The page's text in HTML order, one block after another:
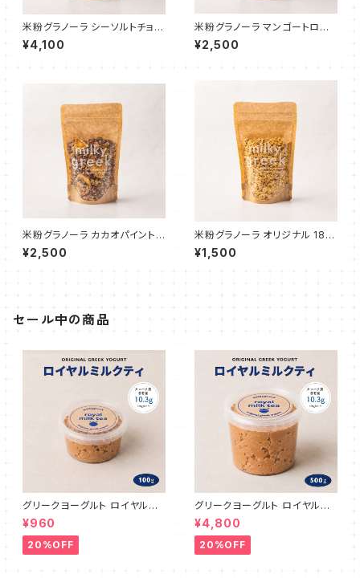
米粉グラノーラ シーソルトチョコ
レート 180g
¥4,100
米粉グラノーラ マンゴートロピ
カル 180g
¥2,500
米粉グラノーラ カカオパイント
ロピカル 180g
¥2,500
米粉グラノーラ オリジナル 180
g
¥1,500
セール中の商品
グリークヨーグルト ロイヤルミ
ルクティ 100g
¥960
20%OFF
グリークヨーグルト ロイヤルミ
ルクティ 500g
¥4,800
20%OFF